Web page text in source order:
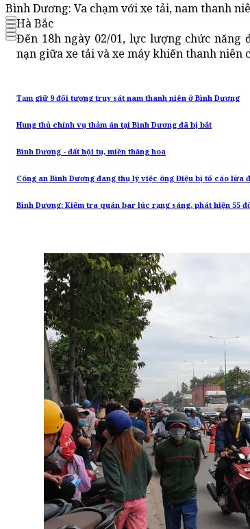
Bình Dương: Va chạm với xe tải, nam thanh
Hà Bắc
Đến 18h ngày 02/01, lực lượng chức
nạn giữa xe tải và xe máy khiến thanh niên
Tạm giữ 9 đối tượng truy sát nam thanh niên ở Bình Dương
Hung thủ chính vụ thảm án tại Bình Dương đã bị bắt
Bình Dương - đất hội tụ, miền thăng hoa
Công an Bình Dương đang thụ lý việc ông Điệu bị tố cáo lừa
Bình Dương: Kiểm tra quán bar lúc rạng sáng, phát hiện 55